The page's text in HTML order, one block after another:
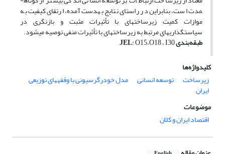
مدت است، بنابراین در راستای نتایج به‏دست آمده، ارتقای کیفیت به
موازات کمیت زیرساخت­های با تأثیرات مثبت و بازنگری در
سیاست‏گذاری‏های مرتبط به زیرساخت­های با تأثیرات منفی توصیه می‏شود.
طبقه‌بندی JEL: O15،O18 ، I30
کلیدواژه‌ها
زیرساخت
توسعه­ انسانی مدل خودرگرسیونی با وقفه‏های توزیعی
ایران
موضوعات
اقتصاد ایران و کلان